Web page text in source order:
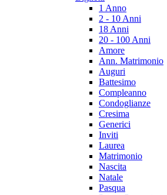
1 Anno
2 - 10 Anni
18 Anni
20 - 100 Anni
Amore
Ann. Matrimonio
Auguri
Battesimo
Compleanno
Condoglianze
Cresima
Generici
Inviti
Laurea
Matrimonio
Nascita
Natale
Pasqua